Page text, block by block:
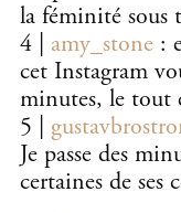
la féminité sous
4 | amy_stone :
cet Instagram
minutes, le tout
5 |
Je passe des
certaines de ses